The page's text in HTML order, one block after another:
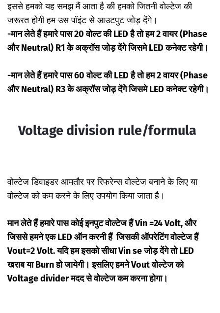
इससे हमको यह समझ मैं आता है की हमको जितनी वोल्टेज की
जरूरत होगी हम उस पॉइंट से आउटपुट जोड़ देंगे।
-मान लेते हैं हमारे पास 20 वोल्ट की LED है तो हम 2 वायर (Phase
और Neutral) R1 के अक्रॉस जोड़ देंगे जिसमे LED कनेक्ट रहेगी।
-मान लेते हैं हमारे पास 60 वोल्ट की LED है तो हम 2 वायर (Phase
और Neutral) R3 के अक्रॉस जोड़ देंगे जिसमे LED कनेक्ट रहेगी।
Voltage division rule/formula
वोल्टेज डिवाइडर आमतौर पर रिफरेन्स वोल्टेज बनाने के लिए या
वोल्टेज को कम करने के लिए उपयोग किया जाता है।
मान लेते हैं हमारे पास कोई इनपुट वोल्टेज हैं Vin =24 Volt, और
जिससे हमने एक LED ऑन करनी हैं जिसकी ऑपरेटिंग वोल्टेज हैं
Vout=2 Volt. यदि हम इसको सीधा Vin se जोड़ देंगे तो LED
खराब या Burn हो जायेगी। इसलिए हमने Vout वोल्टेज को
Voltage divider मदद से वोल्टेज कम करना होगा।